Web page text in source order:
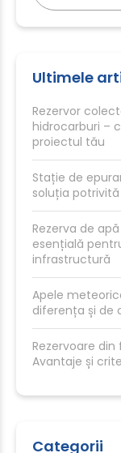
Ultimele
Rezervor
hidrocarburi –
proiectul tău
Stație de
soluția potrivită
Rezerva de
esențială
infrastructură
Apele
diferența și de
Rezervoare
Avantaje și
Categorii